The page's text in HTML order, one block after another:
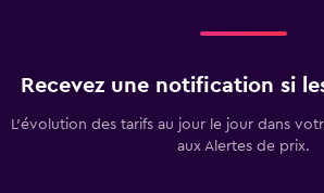
Recevez une notification si
L’évolution des tarifs au jour le jour dans
aux Alertes de prix.